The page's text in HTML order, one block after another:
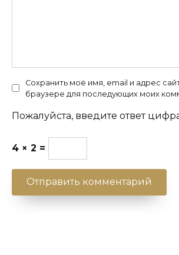
Сохранить моё имя, email и адрес
браузере для последующих моих
Пожалуйста, введите ответ
4 × 2 =